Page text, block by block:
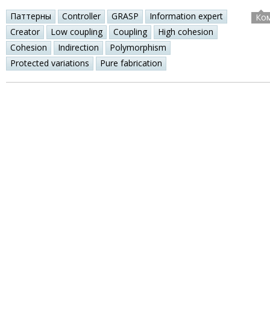
Паттерны Controller GRASP
Information expert
Creator
Low coupling Coupling
High cohesion
Cohesion
Indirection
Polymorphism
Protected variations
Pure fabrication